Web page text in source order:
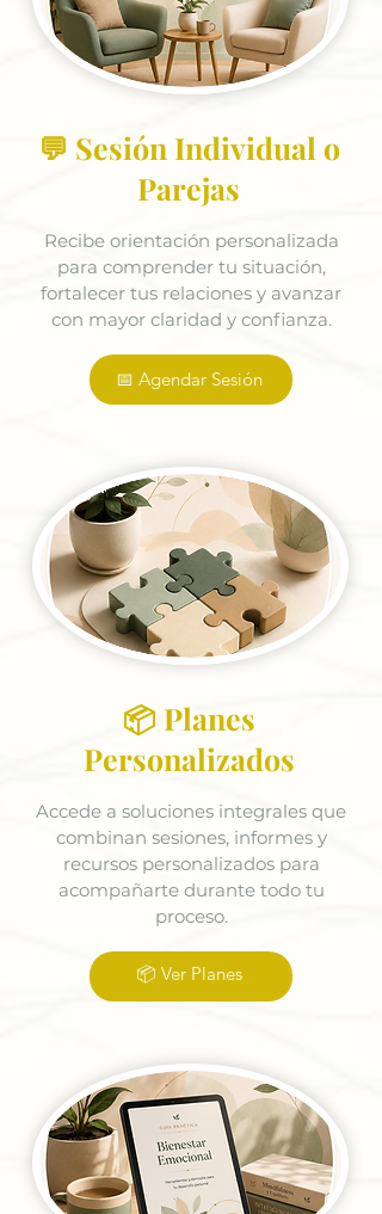
💬 Sesión Individual o
Parejas
Recibe orientación personalizada
para comprender tu situación,
fortalecer tus relaciones y avanzar
con mayor claridad y confianza.
📅 Agendar Sesión
📦 Planes
Personalizados
Accede a soluciones integrales que
combinan sesiones, informes y
recursos personalizados para
acompañarte durante todo tu
proceso.
📦 Ver Planes